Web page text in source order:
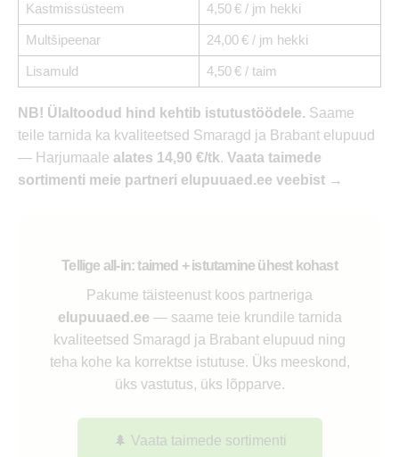
Kastmissüsteem 4,50 € / jm hekki
Multšipeenar 24,00 € / jm hekki
Lisamuld 4,50 € / taim
NB! Ülaltoodud hind kehtib istutustöödele. Saame
teile tarnida ka kvaliteetsed Smaragd ja Brabant elupuud
— Harjumaale alates 14,90 €/tk. Vaata taimede
sortimenti meie partneri elupuuaed.ee veebist →
Tellige all-in: taimed + istutamine ühest kohast
Pakume täisteenust koos partneriga
elupuuaed.ee — saame teie krundile tarnida
kvaliteetsed Smaragd ja Brabant elupuud ning
teha kohe ka korrektse istutuse. Üks meeskond,
üks vastutus, üks lõpparve.
🌲 Vaata taimede sortimenti